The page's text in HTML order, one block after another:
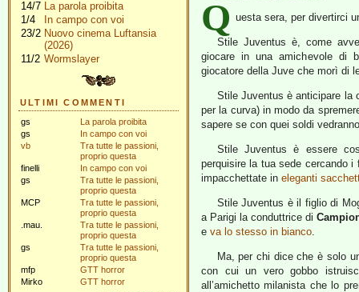
14/7 La parola proibita
1/4
In campo con voi
23/2 Nuovo cinema Luftansia
(2026)
11/2 Wormslayer
ULTIMI COMMENTI
gs
La parola proibita
gs
In campo con voi
vb
Tra tutte le passioni,
proprio questa
finelli
In campo con voi
gs
Tra tutte le passioni,
proprio questa
MCP
Tra tutte le passioni,
proprio questa
.mau.
Tra tutte le passioni,
proprio questa
gs
Tra tutte le passioni,
proprio questa
mfp
GTT horror
Mirko
GTT horror
Q uesta sera, per divertirci
Stile Juventus è, come
giocare in una amichevole di
giocatore della Juve che morì di
Stile Juventus è anticipare la
per la curva) in modo da
sapere se con quei soldi
Stile Juventus è essere
perquisire la tua sede cercando
impacchettate in eleganti
Stile Juventus è il figlio di
a Parigi la conduttrice di
e va lo stesso in bianco.
Ma, per chi dice che è solo
con cui un vero gobbo
all’amichetto milanista che lo